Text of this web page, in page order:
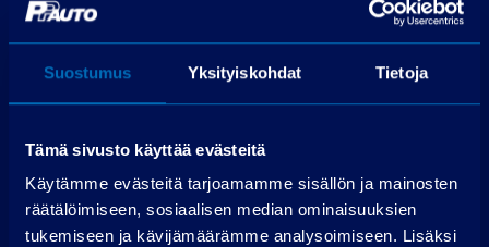
Suostumus Yksityiskohdat Tietoja
Tämä sivusto käyttää evästeitä
Käytämme evästeitä tarjoamamme sisällön ja mainosten
räätälöimiseen, sosiaalisen median ominaisuuksien
tukemiseen ja kävijämäärämme analysoimiseen. Lisäksi
Käsiraha
0,00 €
Perustamismaksu
399,00 €
Rahoitettava osuus
26 009,00 €
Käsittelymaksu
Korko
3,99 %
Maksuerät
72 kpl á 406,80
€